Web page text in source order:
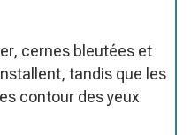
cernes bleutées et
tandis que les
contour des yeux